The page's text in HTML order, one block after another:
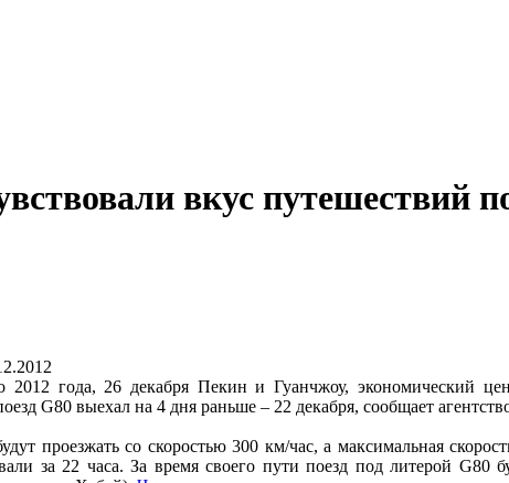
вкус путешествий
2012 года, 26 декабря Пекин и Гуанчжоу, экономический
G80 выехал на 4 дня раньше – 22 декабря, сообщает
проезжать со скоростью 300 км/час, а максимальная
за 22 часа. За время своего пути поезд под литерой